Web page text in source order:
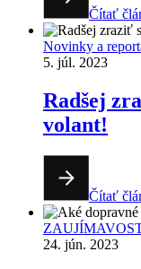
Čítať
Novinky a
5. júl. 2023
Radšej
volant!
Čítať
24. jún. 2023